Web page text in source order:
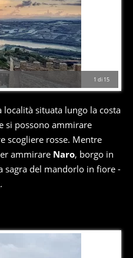
1 di 15
località situata lungo la costa
si possono ammirare
scogliere rosse. Mentre
ammirare Naro, borgo in
sagra del mandorlo in fiore -
.